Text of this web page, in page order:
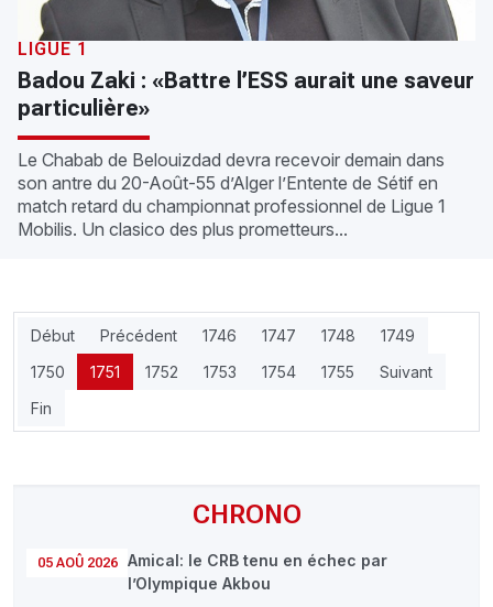
CHRONO
05 AOÛ 2026
Amical: le CRB tenu en échec par
l’Olympique Akbou
LIGUE 1
Badou Zaki : «Battre l’ESS aurait une saveur
particulière»
Le Chabab de Belouizdad devra recevoir demain dans
son antre du 20-Août-55 d’Alger l’Entente de Sétif en
match retard du championnat professionnel de Ligue 1
Mobilis. Un clasico des plus prometteurs...
Début Précédent 1746 1747 1748
1749
1750
1751 1752 1753 1754 1755
Suivant
Fin